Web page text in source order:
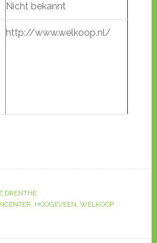
Nicht bekannt
http://www.welkoop.nl/
DRENTHE
, HOOGEVEEN, WELKOOP